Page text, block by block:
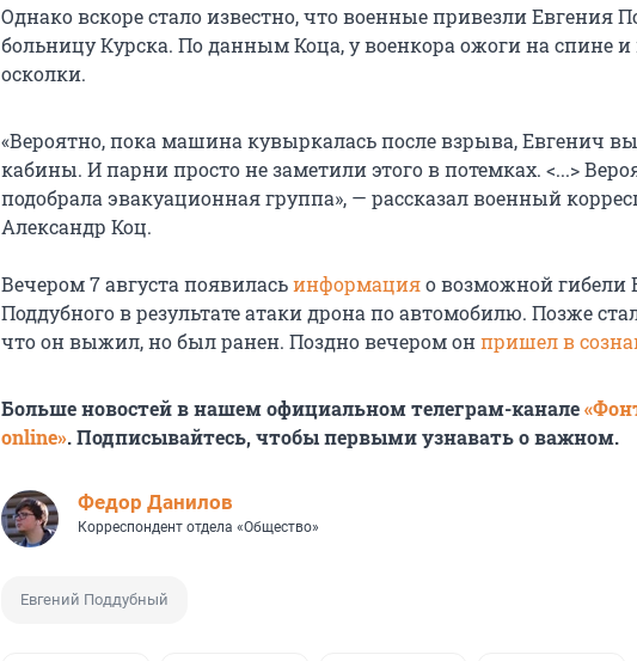
Однако вскоре стало известно, что военные привезли Евгения
больницу Курска. По данным Коца, у военкора ожоги на спине
осколки.
«Вероятно, пока машина кувыркалась после взрыва, Евгенич
кабины. И парни просто не заметили этого в потемках. <...>
подобрала эвакуационная группа», — рассказал военный
Александр Коц.
Вечером 7 августа появиласьинформацияо возможной гибели
Поддубного в результате атаки дрона по автомобилю. Позже
что он выжил, но был ранен. Поздно вечером онпришел в
Больше новостей в нашем официальном телеграм-канале
online». Подписывайтесь, чтобы первыми узнавать о важном.
Федор Данилов
Корреспондент отдела «Общество»
Евгений Поддубный